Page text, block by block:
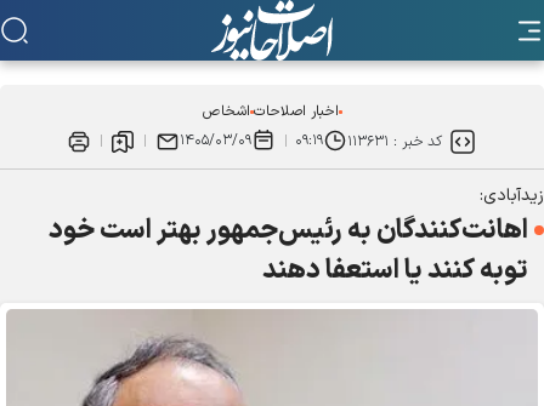
اخبار اصلاحاتاشخاص
کد خبر : ۱۱۳۶۳۱ ۰۹:۱۹ ۱۴۰۵/۰۳/۰۹
زیدآبادی:
اهانت‌کنندگان به رئیس‌جمهور بهتر است خود
توبه کنند یا استعفا دهند